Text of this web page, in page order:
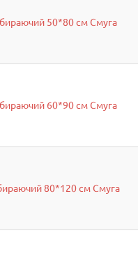
50*80 см Смуга
60*90 см Смуга
80*120 см Смуга